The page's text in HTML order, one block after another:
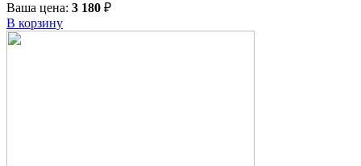
Ваша цена: 3 180 ₽
В корзину